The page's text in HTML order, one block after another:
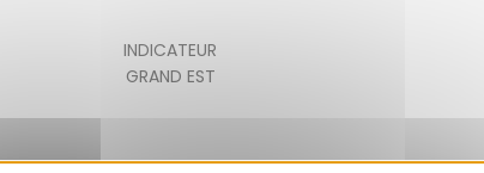
INDICATEUR
GRAND EST